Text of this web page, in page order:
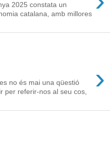
2025 constata un
catalana, amb millores
›
no és mai una qüestió
per referir-nos al seu cos,